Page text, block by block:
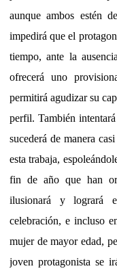
aunque ambos estén
impedirá que el
tiempo, ante la
ofrecerá uno
permitirá agudizar su
perfil. También
sucederá de manera
esta trabaja,
fin de año que han
ilusionará y logrará
celebración, e incluso
mujer de mayor edad,
joven protagonista se